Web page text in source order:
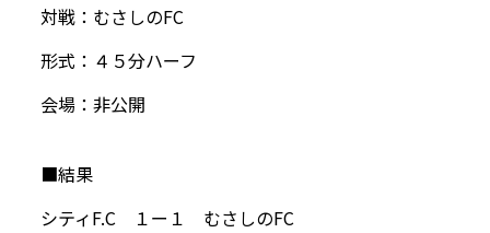
対戦：むさしのFC
形式：４５分ハーフ
会場：非公開
■結果
シティF.C １ー１ むさしのFC